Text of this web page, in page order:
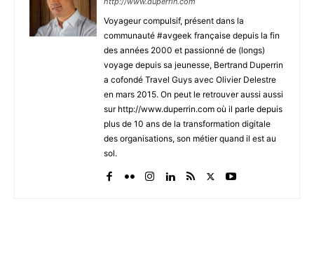
Voyageur compulsif, présent dans la
communauté #avgeek française depuis la fin
des années 2000 et passionné de (longs)
voyage depuis sa jeunesse, Bertrand Duperrin
a cofondé Travel Guys avec Olivier Delestre
en mars 2015. On peut le retrouver aussi aussi
sur http://www.duperrin.com où il parle depuis
plus de 10 ans de la transformation digitale
des organisations, son métier quand il est au
sol.